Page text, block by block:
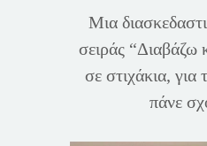
Μια
σειράς “Διαβάζω
σε στιχάκια, για
πάνε